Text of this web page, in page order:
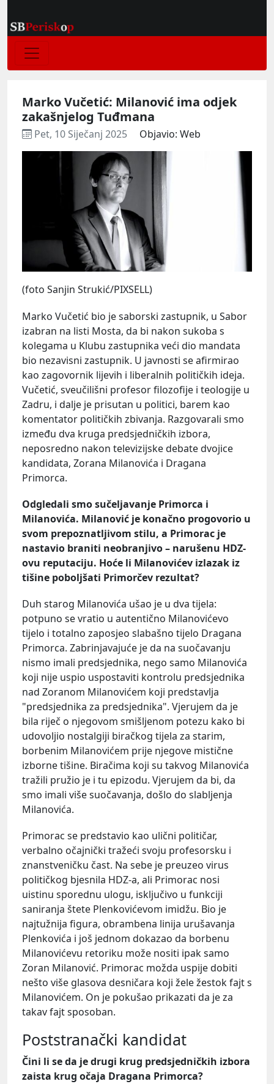
Marko Vučetić: Milanović ima odjek
zakašnjelog Tuđmana
Pet, 10 Siječanj 2025 Objavio: Web
(foto Sanjin Strukić/PIXSELL)
Marko Vučetić bio je saborski zastupnik, u Sabor
izabran na listi Mosta, da bi nakon sukoba s
kolegama u Klubu zastupnika veći dio mandata
bio nezavisni zastupnik. U javnosti se afirmirao
kao zagovornik lijevih i liberalnih političkih ideja.
Vučetić, sveučilišni profesor filozofije i teologije u
Zadru, i dalje je prisutan u politici, barem kao
komentator političkih zbivanja. Razgovarali smo
između dva kruga predsjedničkih izbora,
neposredno nakon televizijske debate dvojice
kandidata, Zorana Milanovića i Dragana
Primorca.
Odgledali smo sučeljavanje Primorca i
Milanovića. Milanović je konačno progovorio u
svom prepoznatljivom stilu, a Primorac je
nastavio braniti neobranjivo – narušenu HDZ-
ovu reputaciju. Hoće li Milanovićev izlazak iz
tišine poboljšati Primorčev rezultat?
Duh starog Milanovića ušao je u dva tijela:
potpuno se vratio u autentično Milanovićevo
tijelo i totalno zaposjeo slabašno tijelo Dragana
Primorca. Zabrinjavajuće je da na suočavanju
nismo imali predsjednika, nego samo Milanovića
koji nije uspio uspostaviti kontrolu predsjednika
nad Zoranom Milanovićem koji predstavlja
"predsjednika za predsjednika". Vjerujem da je
bila riječ o njegovom smišljenom potezu kako bi
udovoljio nostalgiji biračkog tijela za starim,
borbenim Milanovićem prije njegove mistične
izborne tišine. Biračima koji su takvog Milanovića
tražili pružio je i tu epizodu. Vjerujem da bi, da
smo imali više suočavanja, došlo do slabljenja
Milanovića.
Primorac se predstavio kao ulični političar,
verbalno očajnički tražeći svoju profesorsku i
znanstveničku čast. Na sebe je preuzeo virus
političkog bjesnila HDZ-a, ali Primorac nosi
uistinu sporednu ulogu, isključivo u funkciji
saniranja štete Plenkovićevom imidžu. Bio je
najtužnija figura, obrambena linija urušavanja
Plenkovića i još jednom dokazao da borbenu
Milanovićevu retoriku može nositi ipak samo
Zoran Milanović. Primorac možda uspije dobiti
nešto više glasova desničara koji žele žestok fajt s
Milanovićem. On je pokušao prikazati da je za
takav fajt sposoban.
Poststranački kandidat
Čini li se da je drugi krug predsjedničkih izbora
zaista krug očaja Dragana Primorca?